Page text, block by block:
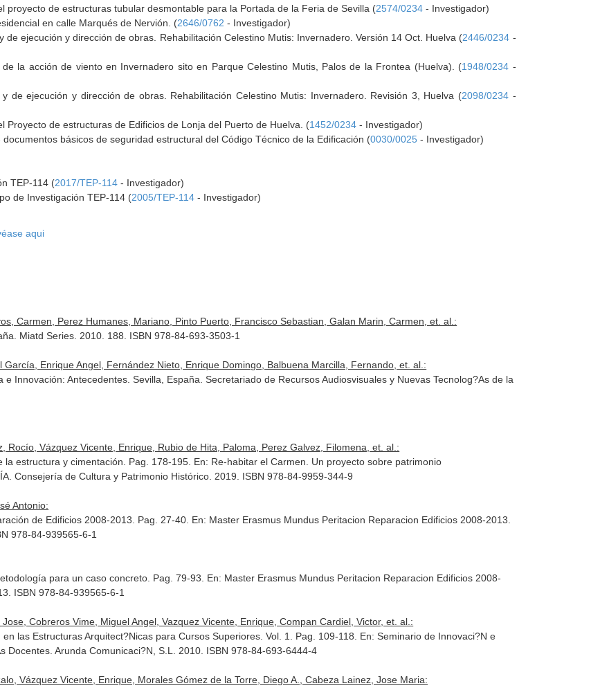
proyecto de estructuras tubular desmontable para la Portada de la Feria de Sevilla (2574/0234 - Investigador)
en calle Marqués de Nervión. (2646/0762 - Investigador)
de ejecución y dirección de obras. Rehabilitación Celestino Mutis: Invernadero. Versión 14 Oct. Huelva (2446/0234 -
la acción de viento en Invernadero sito en Parque Celestino Mutis, Palos de la Frontea (Huelva). (1948/0234 -
de ejecución y dirección de obras. Rehabilitación Celestino Mutis: Invernadero. Revisión 3, Huelva (2098/0234 -
Proyecto de estructuras de Edificios de Lonja del Puerto de Huelva. (1452/0234 - Investigador)
básicos de seguridad estructural del Código Técnico de la Edificación (0030/0025 - Investigador)
TEP-114 (2017/TEP-114 - Investigador)
de Investigación TEP-114 (2005/TEP-114 - Investigador)
aqui
Carmen, Perez Humanes, Mariano, Pinto Puerto, Francisco Sebastian, Galan Marin, Carmen, et. al.:
Miatd Series. 2010. 188. ISBN 978-84-693-3503-1
Enrique Angel, Fernández Nieto, Enrique Domingo, Balbuena Marcilla, Fernando, et. al.:
Innovación: Antecedentes. Sevilla, España. Secretariado de Recursos Audiosvisuales y Nuevas Tecnolog?As de la
Rocío, Vázquez Vicente, Enrique, Rubio de Hita, Paloma, Perez Galvez, Filomena, et. al.:
estructura y cimentación. Pag. 178-195. En: Re-habitar el Carmen. Un proyecto sobre patrimonio
Consejería de Cultura y Patrimonio Histórico. 2019. ISBN 978-84-9959-344-9
Antonio:
de Edificios 2008-2013. Pag. 27-40. En: Master Erasmus Mundus Peritacion Reparacion Edificios 2008-2013
978-84-939565-6-1
para un caso concreto. Pag. 79-93. En: Master Erasmus Mundus Peritacion Reparacion Edificios 2008-
ISBN 978-84-939565-6-1
Cobreros Vime, Miguel Angel, Vazquez Vicente, Enrique, Compan Cardiel, Victor, et. al.:
las Estructuras Arquitect?Nicas para Cursos Superiores. Vol. 1. Pag. 109-118. En: Seminario de Innovaci?N e
Docentes . Arunda Comunicaci?N, S.L. 2010. ISBN 978-84-693-6444-4
Vázquez Vicente, Enrique, Morales Gómez de la Torre, Diego A., Cabeza Lainez, Jose Maria: